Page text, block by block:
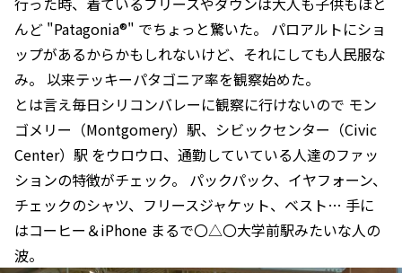
んど "Patagonia®" でちょっと驚いた。 パロアルトにショ
ップがあるからかもしれないけど、それにしても人民服な
み。 以来テッキーパタゴニア率を観察始めた。
とは言え毎日シリコンバレーに観察に行けないので モン
ゴメリー（Montgomery）駅、シビックセンター（Civic
Center）駅 をウロウロ、通勤していている人達のファッ
ションの特徴がチェック。 パックパック、イヤフォーン、
チェックのシャツ、フリースジャケット、ベスト… 手に
はコーヒー＆iPhone まるで〇△〇大学前駅みたいな人の
波。